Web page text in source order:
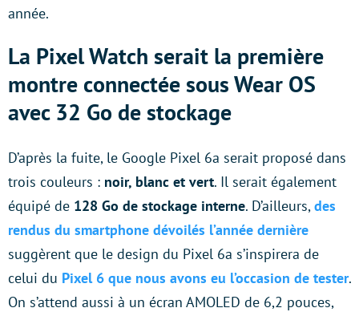
année.
La Pixel Watch serait la première
montre connectée sous Wear OS
avec 32 Go de stockage
D’après la fuite, le Google Pixel 6a serait proposé dans
trois couleurs : noir, blanc et vert. Il serait également
équipé de 128 Go de stockage interne. D’ailleurs,des
rendus du smartphone dévoilés l’année dernière
suggèrent que le design du Pixel 6a s’inspirera de
celui du Pixel 6 que nous avons eu l’occasion de tester.
On s’attend aussi à un écran AMOLED de 6,2 pouces,